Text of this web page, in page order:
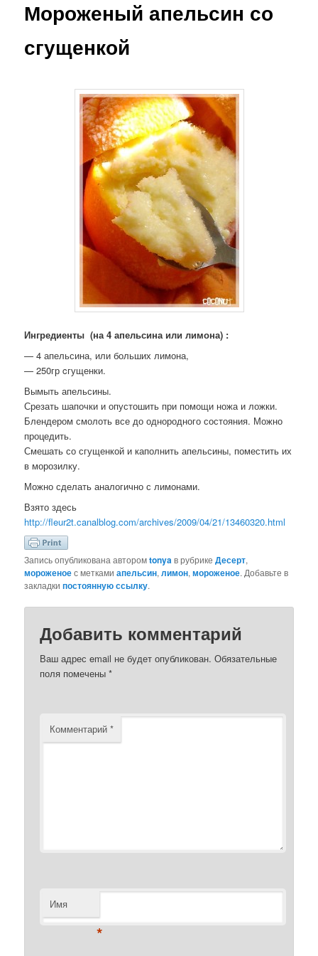
Мороженый апельсин со
сгущенкой
Ингредиенты (на 4 апельсина или лимона) :
— 4 апельсина, или больших лимона,
— 250гр cгущенки.
Вымыть апельсины.
Срезать шапочки и опустошить при помощи ножа и ложки.
Блендером смолоть все до однородного состояния. Можно
процедить.
Смешать со сгущенкой и каполнить апельсины, поместить их
в морозилку.
Можно сделать аналогично с лимонами.
Взято здесь
http://fleur2t.canalblog.com/archives/2009/04/21/13460320.html
Запись опубликована авторомtonya в рубрикеДесерт,
мороженоес меткамиапельсин,лимон,мороженое. Добавьте в
закладкипостоянную ссылку.
Добавить комментарий
Ваш адрес email не будет опубликован. Обязательные
поля помечены*
Комментарий*
Имя
*